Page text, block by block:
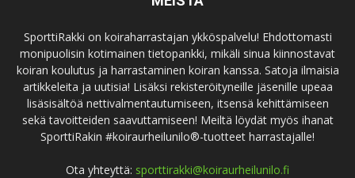
SporttiRakki on koiraharrastajan ykköspalvelu! Ehdottomasti
monipuolisin kotimainen tietopankki, mikäli sinua kiinnostavat
koiran koulutus ja harrastaminen koiran kanssa. Satoja ilmaisia
artikkeleita ja uutisia! Lisäksi rekisteröityneille jäsenille upeaa
lisäsisältöä nettivalmentautumiseen, itsensä kehittämiseen
sekä tavoitteiden saavuttamiseen! Meiltä löydät myös ihanat
SporttiRakin #koiraurheilunilo®-tuotteet harrastajalle!
Ota yhteyttä: sporttirakki@koiraurheilunilo.fi